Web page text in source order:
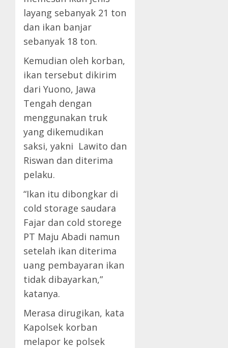
layang sebanyak 21 ton
dan ikan banjar
sebanyak 18 ton.
Kemudian oleh korban,
ikan tersebut dikirim
dari Yuono, Jawa
Tengah dengan
menggunakan truk
yang dikemudikan
saksi, yakni Lawito dan
Riswan dan diterima
pelaku.
“Ikan itu dibongkar di
cold storage saudara
Fajar dan cold storege
PT Maju Abadi namun
setelah ikan diterima
uang pembayaran ikan
tidak dibayarkan,”
katanya.
Merasa dirugikan, kata
Kapolsek korban
melapor ke polsek